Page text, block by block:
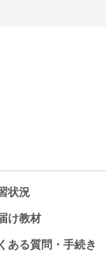
状況
け教材
ある質問・手続き